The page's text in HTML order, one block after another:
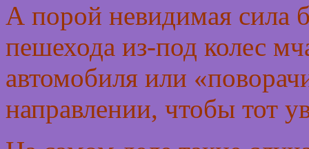
А порой невидимая сила
пешехода из-под колес
автомобиля или
направлении, чтобы тот